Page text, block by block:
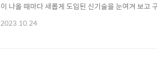
이 나올 때마다 새롭게 도입된 신기술을 눈여겨 보
9i) 게이밍 노트북은 16인치 대화면 게이밍 노트북
2023.10.24